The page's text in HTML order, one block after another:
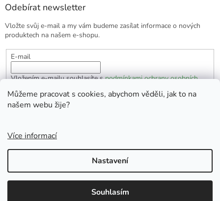
Můžeme pracovat s cookies, abychom věděli, jak to na
našem webu žije?
Více informací
Nastavení
Souhlasím
Odebírat newsletter
Vložte svůj e-mail a my vám budeme zasílat informace o nových
produktech na našem e-shopu.
E-mail
Vložením e-mailu souhlasíte spodmínkami ochrany osobních
PŘIHLÁSIT SE
Copyright 2026EKOlogická domácnost. Všechna práva
vyhrazena.